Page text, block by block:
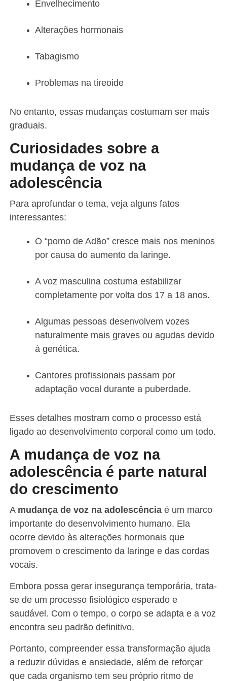
Envelhecimento
Alterações hormonais
Tabagismo
Problemas na tireoide
No entanto, essas mudanças costumam ser mais
graduais.
Curiosidades sobre a
mudança de voz na
adolescência
Para aprofundar o tema, veja alguns fatos
interessantes:
O “pomo de Adão” cresce mais nos meninos
por causa do aumento da laringe.
A voz masculina costuma estabilizar
completamente por volta dos 17 a 18 anos.
Algumas pessoas desenvolvem vozes
naturalmente mais graves ou agudas devido
à genética.
Cantores profissionais passam por
adaptação vocal durante a puberdade.
Esses detalhes mostram como o processo está
ligado ao desenvolvimento corporal como um todo.
A mudança de voz na
adolescência é parte natural
do crescimento
A mudança de voz na adolescênciaé um marco
importante do desenvolvimento humano. Ela
ocorre devido às alterações hormonais que
promovem o crescimento da laringe e das cordas
vocais.
Embora possa gerar insegurança temporária, trata-
se de um processo fisiológico esperado e
saudável. Com o tempo, o corpo se adapta e a voz
encontra seu padrão definitivo.
Portanto, compreender essa transformação ajuda
a reduzir dúvidas e ansiedade, além de reforçar
que cada organismo tem seu próprio ritmo de